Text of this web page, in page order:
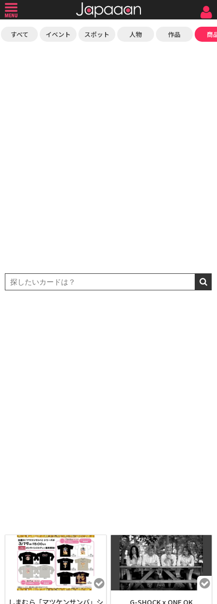
すべて イベント スポット 人物 作品 商
しまむら「マツケンサンバ」シ
G-SHOCK x ONE OK